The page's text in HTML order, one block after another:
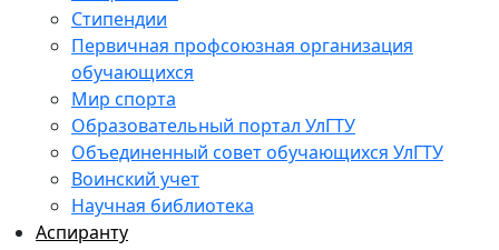
Стипендии
Первичная профсоюзная организация
обучающихся
Мир спорта
Образовательный портал УлГТУ
Объединенный совет обучающихся УлГТУ
Воинский учет
Научная библиотека
Аспиранту